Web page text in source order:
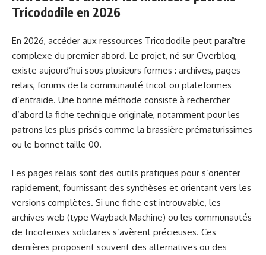
Tricododile en 2026
En 2026, accéder aux ressources Tricododile peut paraître
complexe du premier abord. Le projet, né sur Overblog,
existe aujourd’hui sous plusieurs formes : archives, pages
relais, forums de la communauté tricot ou plateformes
d’entraide. Une bonne méthode consiste à rechercher
d’abord la fiche technique originale, notamment pour les
patrons les plus prisés comme la brassière prématurissimes
ou le bonnet taille 00.
Les pages relais sont des outils pratiques pour s’orienter
rapidement, fournissant des synthèses et orientant vers les
versions complètes. Si une fiche est introuvable, les
archives web (type Wayback Machine) ou les communautés
de tricoteuses solidaires s’avèrent précieuses. Ces
dernières proposent souvent des alternatives ou des